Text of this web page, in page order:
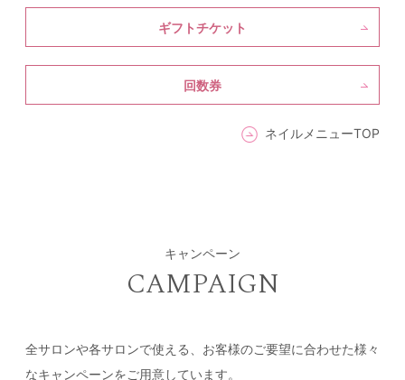
ギフトチケット
回数券
ネイルメニューTOP
キャンペーン
CAMPAIGN
全サロンや各サロンで使える、お客様のご要望に合わせた様々
なキャンペーンをご用意しています。